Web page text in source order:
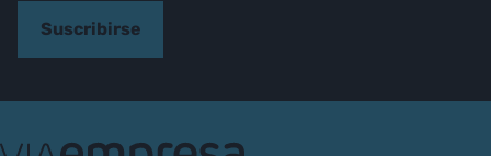
Suscribirse